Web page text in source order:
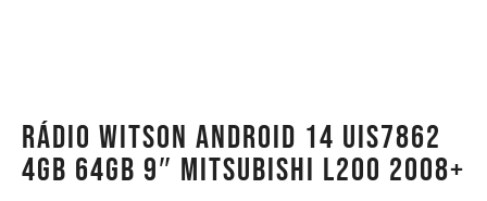
Rádio Witson Android 14 UIS7862
4GB 64GB 9″ Mitsubishi L200 2008+